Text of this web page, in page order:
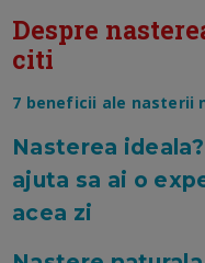
Despre
citi
7 beneficii ale nasterii
Nasterea
ajuta sa ai o
acea zi